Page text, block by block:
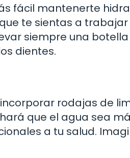
fácil mantenerte
te sientas a
siempre una botella
dientes.
rodajas de
que el agua sea
a tu salud.